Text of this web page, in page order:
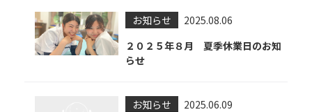
お知らせ
2025.08.06
２０２５年８月 夏季休業日のお知
らせ
お知らせ
2025.06.09
【お電話でお問合わせ】
095-827-8868
受付時間：午前9時〜午後5時